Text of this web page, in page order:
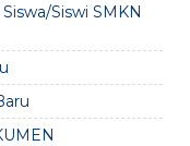
Siswi SMKN